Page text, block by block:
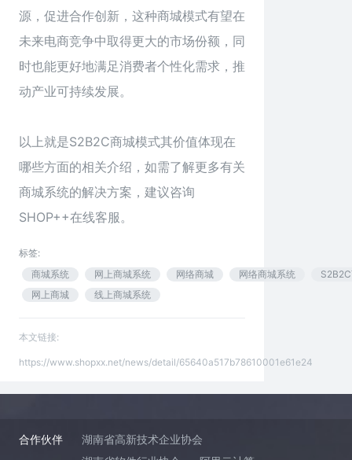
源，促进合作创新，这种商城模式有望在
未来电商竞争中取得更大的市场份额，同
时也能更好地满足消费者个性化需求，推
动产业可持续发展。
以上就是S2B2C商城模式其价值体现在
哪些方面的相关介绍，如需了解更多有关
商城系统的解决方案，建议咨询
SHOP++在线客服。
标签:
商城系统
网上商城系统 网络商城 网络商城系统
网上商城
线上商城系统
本文链接:
https://www.shopxx.net/news/detail/65640a517b78610001e61e24
合作伙伴
湖南省高新技术企业协会